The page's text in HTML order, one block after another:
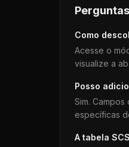
Como
Acesse o
visualize a
Posso
Sim.
específicas
A tabela SCS